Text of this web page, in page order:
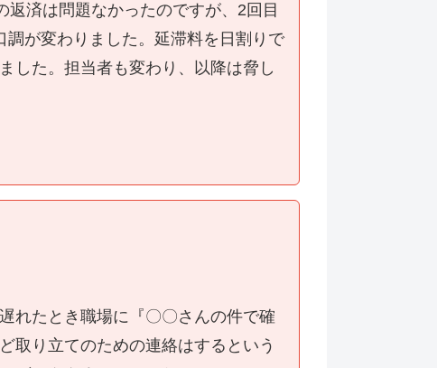
返済は問題なかったのですが、2回目
が変わりました。延滞料を日割りで
した。担当者も変わり、以降は脅し
れたとき職場に『〇〇さんの件で確
取り立てのための連絡はするという